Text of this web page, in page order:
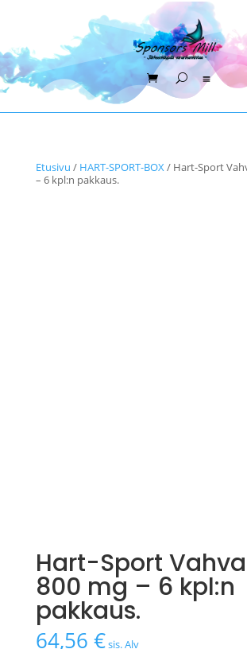
Etusivu / HART-SPORT-BOX/ Hart-Sport
– 6 kpl:n pakkaus.
Hart-Sport Vahva
800 mg – 6 kpl:n
pakkaus.
64,56 €sis. Alv